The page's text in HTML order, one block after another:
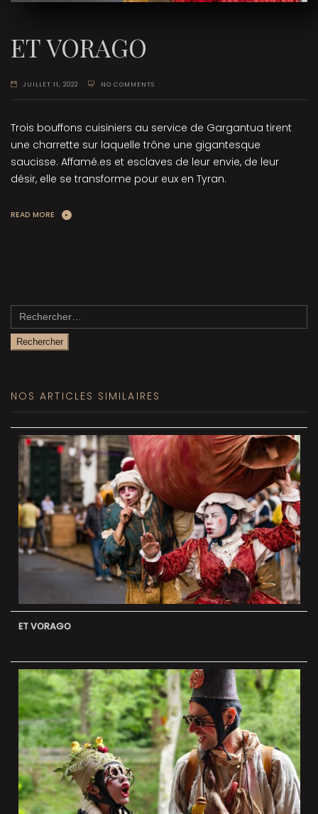
ET VORAGO
JUILLET 11, 2022 NO COMMENTS
Trois bouffons cuisiniers au service de Gargantua tirent
une charrette sur laquelle trône une gigantesque
saucisse. Affamé.es et esclaves de leur envie, de leur
désir, elle se transforme pour eux en Tyran.
READ MORE
Rechercher :
NOS ARTICLES SIMILAIRES
ET VORAGO